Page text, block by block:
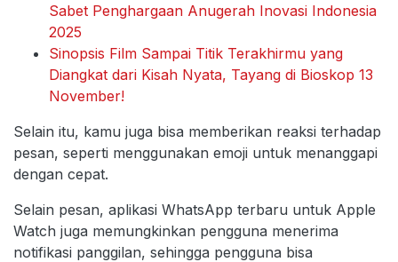
Sabet Penghargaan Anugerah Inovasi Indonesia
2025
Sinopsis Film Sampai Titik Terakhirmu yang
Diangkat dari Kisah Nyata, Tayang di Bioskop 13
November!
Selain itu, kamu juga bisa memberikan reaksi terhadap
pesan, seperti menggunakan emoji untuk menanggapi
dengan cepat.
Selain pesan, aplikasi WhatsApp terbaru untuk Apple
Watch juga memungkinkan pengguna menerima
notifikasi panggilan, sehingga pengguna bisa